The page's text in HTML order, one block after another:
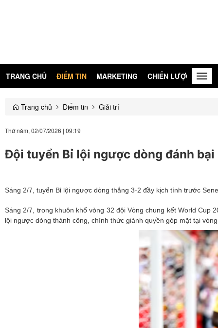
TRANG CHỦ ĐIỂM TIN MARKETING CHIẾN LƯỢC
Trang chủ Điểm tin Giải trí
Thứ năm, 02/07/2026 | 09:19
Đội tuyển Bỉ lội ngược dòng đánh bại
Sáng 2/7, tuyển Bỉ lội ngược dòng thắng 3-2 đầy kịch tính trước
Sáng 2/7, trong khuôn khổ vòng 32 đội Vòng chung kết World Cup
lội ngược dòng thành công, chính thức giành quyền góp mặt tại